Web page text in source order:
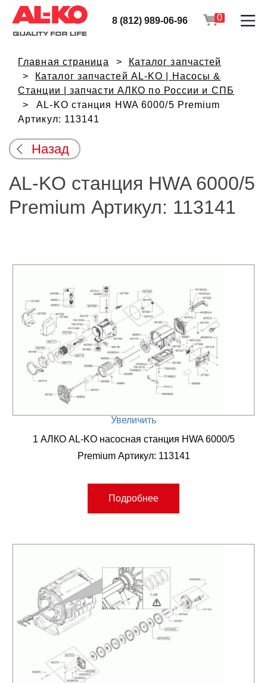
8 (812) 989-06-96 0
Главная страница
Каталог запчастей
Каталог запчастей AL-KO | Насосы &
Станции | запчасти АЛКО по России и СПБ
AL-KO станция HWA 6000/5 Premium
Артикул: 113141
Назад
AL-KO станция HWA 6000/5
Premium Артикул: 113141
Увеличить
1 АЛКО AL-KO насосная станция HWA 6000/5
Premium Артикул: 113141
Подробнее